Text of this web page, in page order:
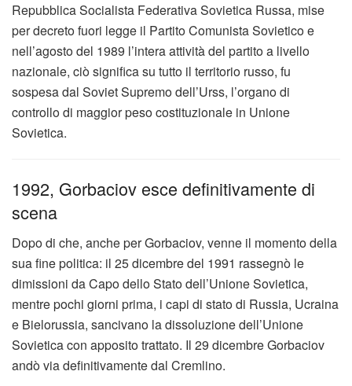
Repubblica Socialista Federativa Sovietica Russa, mise
per decreto fuori legge il Partito Comunista Sovietico e
nell’agosto del 1989 l’intera attività del partito a livello
nazionale, ciò significa su tutto il territorio russo, fu
sospesa dal Soviet Supremo dell’Urss, l’organo di
controllo di maggior peso costituzionale in Unione
Sovietica.
1992, Gorbaciov esce definitivamente di
scena
Dopo di che, anche per Gorbaciov, venne il momento della
sua fine politica: il 25 dicembre del 1991 rassegnò le
dimissioni da Capo dello Stato dell’Unione Sovietica,
mentre pochi giorni prima, i capi di stato di Russia, Ucraina
e Bielorussia, sancivano la dissoluzione dell’Unione
Sovietica con apposito trattato. Il 29 dicembre Gorbaciov
andò via definitivamente dal Cremlino.